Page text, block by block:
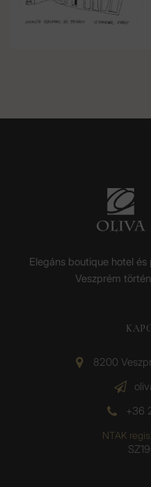
Elegáns boutique hotel
Veszprém
8200
+36
NTAK